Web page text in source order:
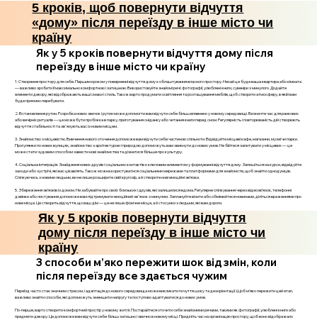
5 кроків, щоб повернути відчуття
«дому» після переїзду в інше місто чи
країну
Як у 5 кроків повернути відчуття дому після
переїзду в інше місто чи країну
1. Створення простору для себе. Першим кроком у поверненні відчуття дому є облаштування власного простору. Нехай це буде ваша квартира або кімната
— важливо зробити її максимально комфортною і затишною. Використовуйте знайомі речі: фотографії, улюблені книги, сувеніри з минулого. Додайте
елементи декору, які відображають ваші смаки і стиль. Також варто продумати освітлення та розташування меблів, щоб створити атмосферу, в якій вам
буде приємно перебувати.
2. Встановлення рутин. Розробка нових звичок і рутин може допомогти вам відчути себе більш впевнено у новому середовищі. Визначте час для ранкових
або вечірніх ритуалів — це може бути пробіжка в парку, приготування сніданку або читання книги перед сном. Регулярність і повторюваність дій створюють
відчуття стабільності та зв'язують вас із новим місцем.
3. Знайомство з місцевістю. Вивчення нового оточення допоможе вам відчути себе частиною спільноти. Відвідуйте місцеві кафе, магазини, музеї чи парки.
Прогулянки по нових вулицях, знайомство з архітектурою і природою допоможуть вам звикнути до нових умов. Не бійтеся запитувати у місцевих — це
може стати чудовим способом завести нові знайомства та дізнатися більше про культуру.
4. Соціальна інтеграція. Знайдення нових друзів і соціальних контактів є ключовим елементом у формуванні відчуття дому. Запишіться на курси, відвідуйте
заходи або зустрічі, які вас цікавлять. Також можна користуватися соціальними мережами та платформами для знайомств, щоб знайти однодумців.
Спілкуючись з новими людьми, ви не лише розширите свій кругозір, а й створите нові емоційні зв’язки.
5. Збереження зв’язків із домом. Не забувайте про своїх близьких і друзів, які залишилися вдома. Регулярне спілкування через відеозв’язок, телефонні
дзвінки або листування допоможе вам підтримувати емоційний зв'язок з минулим. Заплануйте візити або обмінюйтеся новинами, діліться враженнями про
нове місце. Це створить відчуття, що ваш дім — це не лише фізичне місце, а й стосунки з людьми, які вам дороги.
Як у 5 кроків повернути відчуття
дому після переїзду в інше місто чи
країну
3 способи м’яко пережити шок від змін, коли
після переїзду все здається чужим
Переїзд часто стає значним стресом, і адаптація до нового середовища може викликати почуття шоку та дезорієнтації. Щоб м’яко пережити цей етап,
важливо знайти способи, які допоможуть зменшити напругу та поступово адаптуватися до нових умов.
По-перше, варто створити комфортний простір у новому житлі. Постарайтеся оточити себе знайомими речами, такими як фотографії, улюблені книги або
предмети декору. Це допоможе вам відчути себе більш затишно і звично в новому місці. Приділіть час на організацію простору, щоб воно відображало